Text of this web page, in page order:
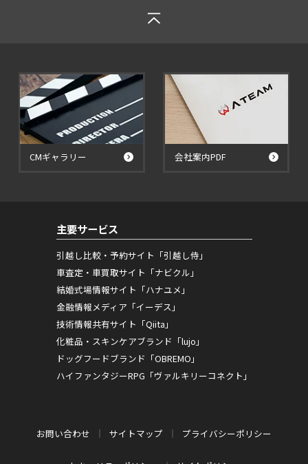
CMギャラリー 会社案内PDF
主要サービス
引越し比較・予約サイト「引越し侍」
車査定・車買取サイト「ナビクル」
結婚式場情報サイト「ハナユメ」
金融情報メディア「イーデス」
技術情報共有サイト「Qiita」
化粧品・スキンケアブランド「lujo」
ドッグフードブランド「OBREMO」
ハイファンタジーRPG「ヴァルキリーコネクト」
お問い合わせ サイトマップ プライバシーポリシー